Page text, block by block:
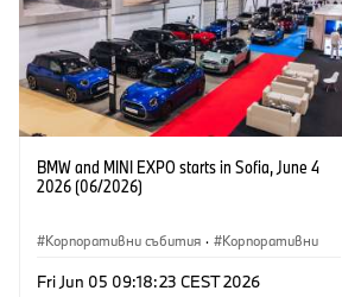
BMW and MINI EXPO starts in Sofia, June 4
2026 (06/2026)
Корпоративни събития · Корпоративни
Fri Jun 05 09:18:23 CEST 2026